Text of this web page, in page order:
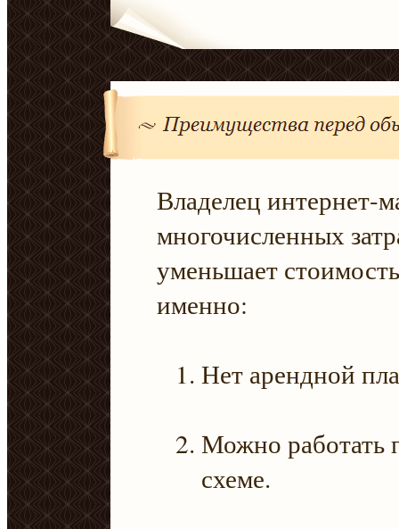
Владелец интернет-
многочисленных
уменьшает
именно:
Нет арендной
Можно работать
схеме.